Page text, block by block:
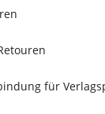
für